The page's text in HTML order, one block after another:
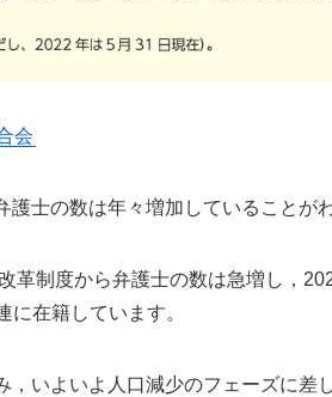
会
士の数は年々増加していることが
革制度から弁護士の数は急増し，
在籍しています。
，いよいよ人口減少のフェーズに差